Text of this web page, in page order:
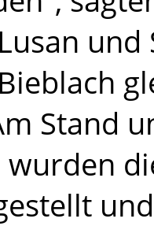
Stand
wurden